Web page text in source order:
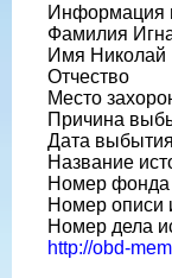
Информация
Фамилия
Имя Николай
Отчество
Место
Причина
Дата
Название
Номер фонда
Номер описи
Номер дела
http://obd-